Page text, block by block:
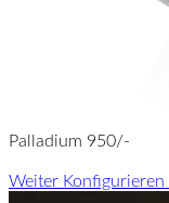
Palladium 950/-
Weiter Konfigurieren